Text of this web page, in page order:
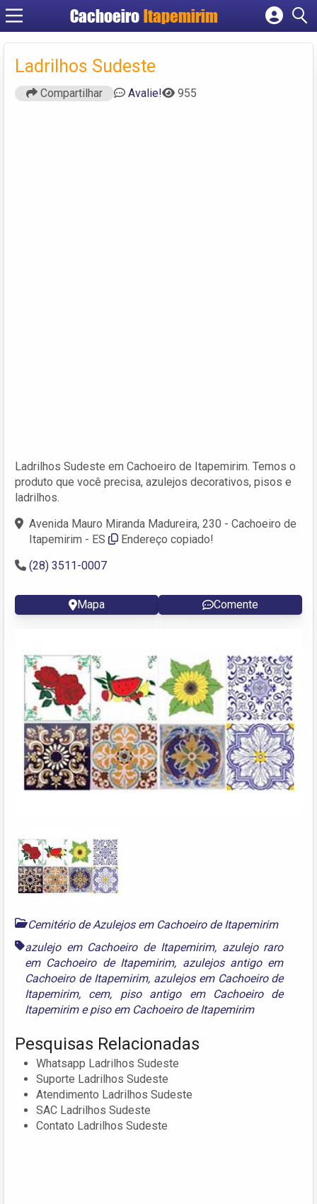
Cachoeiro Itapemirim
Cadastrar empresa
Criar conta
Ladrilhos Sudeste
Compartilhar Avalie! 955
Ladrilhos Sudeste em Cachoeiro de Itapemirim. Temos o
produto que você precisa, azulejos decorativos, pisos e
ladrilhos.
Avenida Mauro Miranda Madureira, 230 - Cachoeiro de
Itapemirim - ES
Endereço copiado!
(28) 3511-0007
Mapa Comente
Cemitério de Azulejos em Cachoeiro de Itapemirim
azulejo em Cachoeiro de Itapemirim, azulejo raro
em Cachoeiro de Itapemirim, azulejos antigo em
Cachoeiro de Itapemirim, azulejos em Cachoeiro de
Itapemirim, cem, piso antigo em Cachoeiro de
Itapemirimepiso em Cachoeiro de Itapemirim
Pesquisas Relacionadas
Whatsapp Ladrilhos Sudeste
Suporte Ladrilhos Sudeste
Atendimento Ladrilhos Sudeste
SAC Ladrilhos Sudeste
Contato Ladrilhos Sudeste